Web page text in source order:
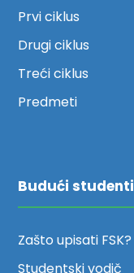
Prvi ciklus
Drugi ciklus
Treći ciklus
Predmeti
Budući studenti
Zašto upisati FSK?
Studentski vodič